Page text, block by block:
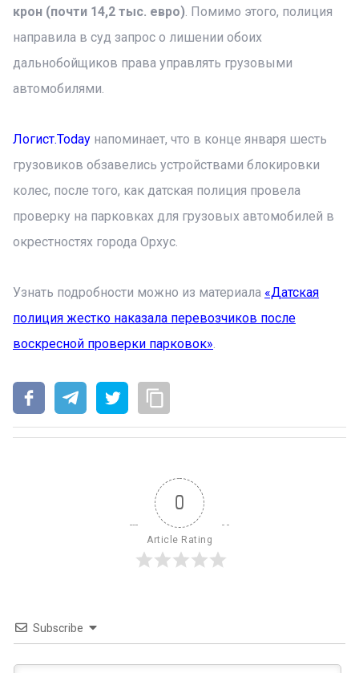
крон (почти 14,2 тыс. евро). Помимо этого, полиция
направила в суд запрос о лишении обоих
дальнобойщиков права управлять грузовыми
автомобилями.
Логист.Today напоминает, что в конце января шесть
грузовиков обзавелись устройствами блокировки
колес, после того, как датская полиция провела
проверку на парковках для грузовых автомобилей в
окрестностях города Орхус.
Узнать подробности можно из материала «Датская
полиция жестко наказала перевозчиков после
воскресной проверки парковок».
0
Article Rating
Subscribe